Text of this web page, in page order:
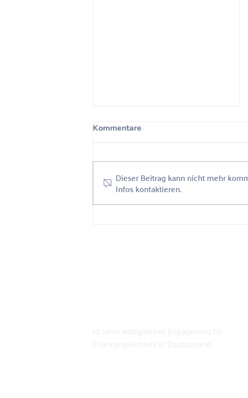
Unconscious Bias Detox
Am 13.10.2022 fand der Online-
die sozialen Aufsteiger*innen des
ideellen...
Kommentare
Dieser Beitrag kann nicht mehr
Infos kontaktieren.
10 Jahre erfolgreiches Engagement für
Chancengleichheit in Deutschland